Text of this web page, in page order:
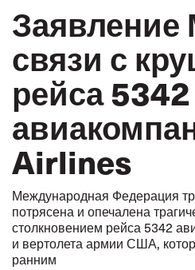
связи с
рейса 5342
Airlines
Международная Федерация
потрясена и опечалена
столкновением рейса 5342
и вертолета армии США,
ранним